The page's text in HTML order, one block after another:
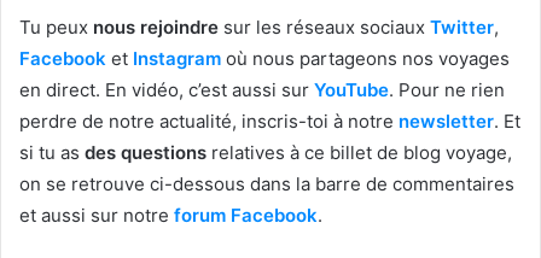
Tu peux nous rejoindre sur les réseaux sociaux Twitter,
Facebook et Instagram où nous partageons nos voyages
en direct. En vidéo, c’est aussi sur YouTube. Pour ne rien
perdre de notre actualité, inscris-toi à notre newsletter. Et
si tu as des questions relatives à ce billet de blog voyage,
on se retrouve ci-dessous dans la barre de commentaires
et aussi sur notre forum Facebook.